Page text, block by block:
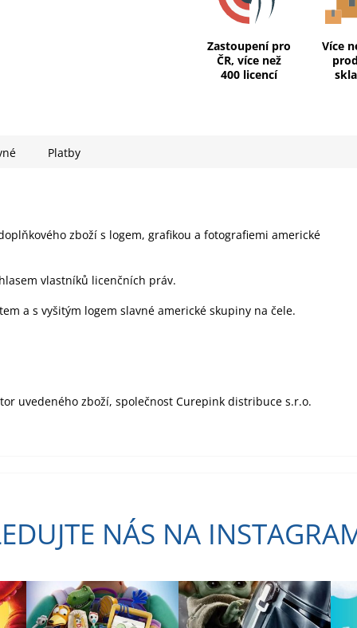
Zastoupení pro
ČR, více než
400 licencí
Více
Platby
zboží s logem, grafikou a fotografiemi americké
vlastníků licenčních práv.
a s vyšitým logem slavné americké skupiny na čele.
uvedeného zboží, společnost Curepink distribuce s.r.o.
NÁS NA